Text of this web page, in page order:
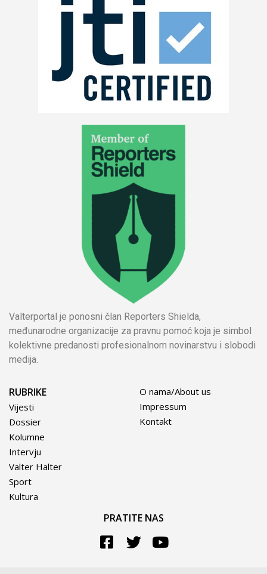
Valterportal je ponosni član Reporters Shielda,
međunarodne organizacije za pravnu pomoć koja je simbol
kolektivne predanosti profesionalnom novinarstvu i slobodi
medija.
RUBRIKE
Vijesti
Dossier
Kolumne
Intervju
Valter Halter
Sport
Kultura
O nama/About us
Impressum
Kontakt
PRATITE NAS